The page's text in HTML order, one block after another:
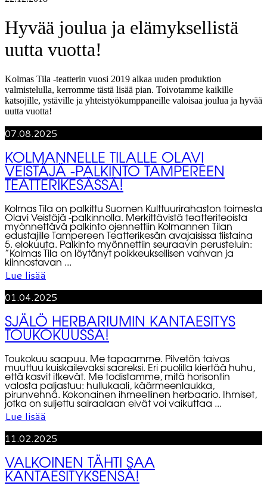
Hyvää joulua ja elämyksellistä
uutta vuotta!
Kolmas Tila -teatterin vuosi 2019 alkaa uuden produktion
valmistelulla, kerromme tästä lisää pian. Toivotamme kaikille
katsojille, ystäville ja yhteistyökumppaneille valoisaa joulua ja hyvää
uutta vuotta!
07.08.2025
KOLMANNELLE TILALLE OLAVI
VEISTÄJÄ -PALKINTO TAMPEREEN
TEATTERIKESÄSSÄ!
Kolmas Tila on palkittu Suomen Kulttuurirahaston toimesta
Olavi Veistäjä -palkinnolla. Merkittävistä teatteriteoista
myönnettävä palkinto ojennettiin Kolmannen Tilan
edustajille Tampereen Teatterikesän avajaisissa tiistaina
5. elokuuta. Palkinto myönnettiin seuraavin perusteluin:
”Kolmas Tila on löytänyt poikkeuksellisen vahvan ja
kiinnostavan ...
Lue lisää
01.04.2025
SJÄLÖ HERBARIUMIN KANTAESITYS
TOUKOKUUSSA!
Toukokuu saapuu. Me tapaamme. Pilvetön taivas
muuttuu kuiskailevaksi saareksi. Eri puolilla kiertää huhu,
että kasvit itkevät. Me todistamme, mitä horisontin
valosta paljastuu: hullukaali, käärmeenlaukka,
pirunvehnä. Kokonainen ihmeellinen herbaario. Ihmiset,
jotka on suljettu sairaalaan eivät voi vaikuttaa ...
Lue lisää
11.02.2025
VALKOINEN TÄHTI SAA
KANTAESITYKSENSÄ!